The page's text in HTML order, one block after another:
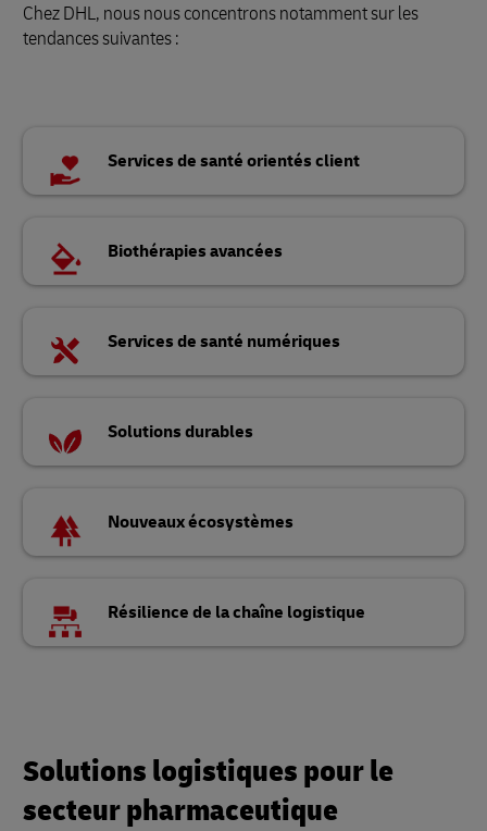
Chez DHL, nous nous concentrons notamment sur les
tendances suivantes :
Services de santé orientés client
Biothérapies avancées
Services de santé numériques
Solutions durables
Nouveaux écosystèmes
Résilience de la chaîne logistique
Solutions logistiques pour le
secteur pharmaceutique